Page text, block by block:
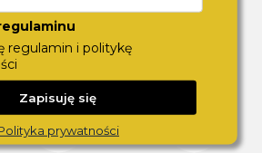
SWISS?
regulamin i politykę
Zapisuję się
prywatności